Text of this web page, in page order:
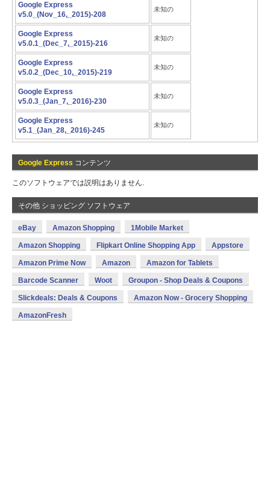
Google Express
v5.0_(Nov_16,_2015)-208
未知の
Google Express
v5.0.1_(Dec_7,_2015)-216
未知の
Google Express
v5.0.2_(Dec_10,_2015)-219
未知の
Google Express
v5.0.3_(Jan_7,_2016)-230
未知の
Google Express
v5.1_(Jan_28,_2016)-245
未知の
Google Express コンテンツ
このソフトウェアでは説明はありません.
その他 ショッピング ソフトウェア
eBay Amazon Shopping 1Mobile Market
Amazon Shopping Flipkart Online Shopping App Appstore
Amazon Prime Now Amazon Amazon for Tablets
Barcode Scanner Woot Groupon - Shop Deals & Coupons
Slickdeals: Deals & Coupons Amazon Now - Grocery Shopping
AmazonFresh